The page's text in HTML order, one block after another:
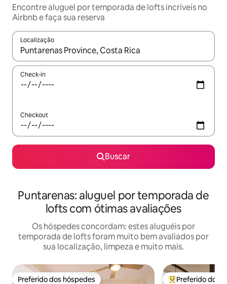
Encontre aluguel por temporada de lofts incríveis no
Airbnb e faça sua reserva
Localização
Quando os resultados estiverem disponíveis, explore-os
Check-in
Checkout
Buscar
Puntarenas: aluguel por temporada de
lofts com ótimas avaliações
Os hóspedes concordam: estes aluguéis por
temporada de lofts foram muito bem avaliados por
sua localização, limpeza e muito mais.
Preferido dos hóspedes Preferido dos